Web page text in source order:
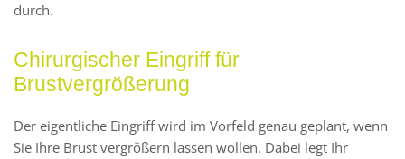
durch.
Chirurgischer Eingriff für
Brustvergrößerung
Der eigentliche Eingriff wird im Vorfeld genau geplant, wenn
Sie Ihre Brust vergrößern lassen wollen. Dabei legt Ihr